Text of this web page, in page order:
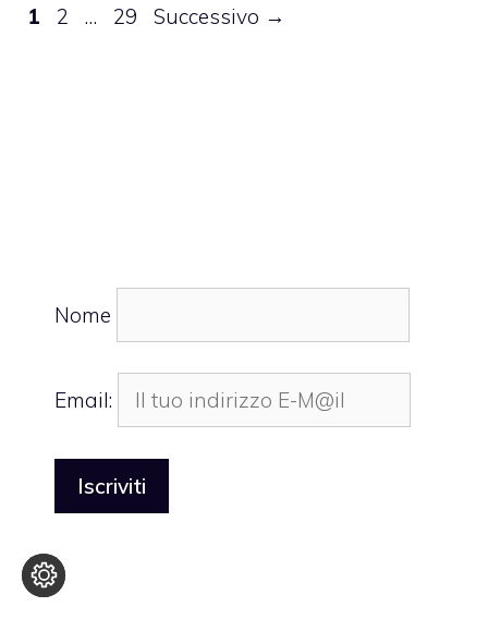
Pagina
1 Pagina
2 … Pagina
29 Successivo →
Nome
Email: